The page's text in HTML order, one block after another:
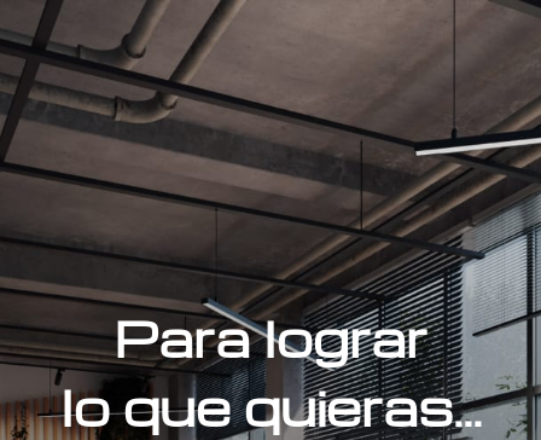
Para lograr
lo que quieras...